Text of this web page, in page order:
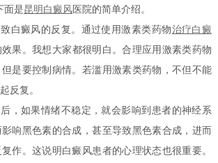
面是昆明白癜风 医院的简单介绍。
癜风的反复。通过使用激素类药物治疗白癜
效果。我想大家都很明白。合理应用激素类药物
是要控制病情。若滥用激素类药物，不但不能
反复。
如果情绪不稳定，就会影响到患者的神经系
响黑色素的合成，甚至导致黑色素合成，进而
作。这说明白癜风患者的心理状态也很重要。